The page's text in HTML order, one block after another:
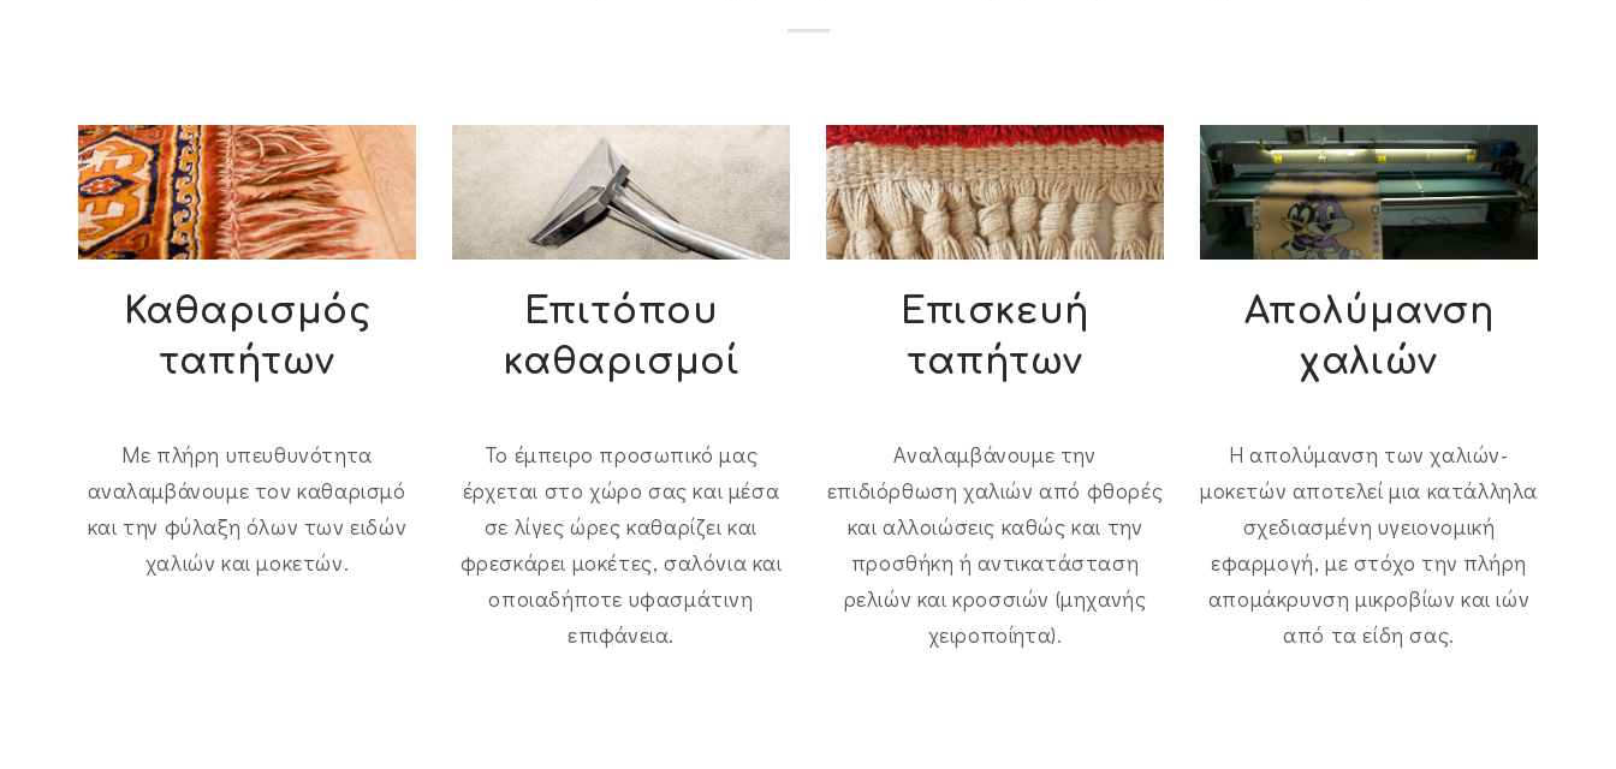
Καθαρισμός
ταπήτων
Με πλήρη υπευθυνότητα
αναλαμβάνουμε τον καθαρισμό
και την φύλαξη όλων των ειδών
χαλιών και μοκετών.
Επιτόπου
καθαρισμοί
Το έμπειρο προσωπικό μας
έρχεται στο χώρο σας και μέσα
σε λίγες ώρες καθαρίζει και
φρεσκάρει μοκέτες, σαλόνια και
οποιαδήποτε υφασμάτινη
επιφάνεια.
Επισκευή
ταπήτων
Αναλαμβάνουμε την
επιδιόρθωση χαλιών από φθορές
και αλλοιώσεις καθώς και την
προσθήκη ή αντικατάσταση
ρελιών και κροσσιών (μηχανής
χειροποίητα).
Απολύμανση
χαλιών
Η απολύμανση των χαλιών-
μοκετών αποτελεί μια κατάλληλα
σχεδιασμένη υγειονομική
εφαρμογή, με στόχο την πλήρη
απομάκρυνση μικροβίων και ιών
από τα είδη σας.